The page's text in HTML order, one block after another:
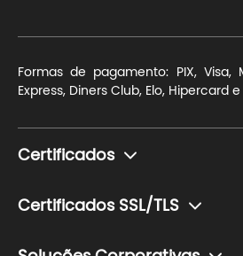
Formas de pagamento: PIX, Visa,
Express, Diners Club, Elo, Hipercard
Certificados
Certificados SSL/TLS